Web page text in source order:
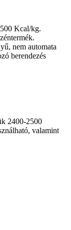
Kcal/kg.
nem automata
berendezés
2400-2500
valamint